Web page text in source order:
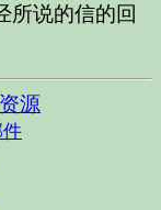
所说的信的回
源
件